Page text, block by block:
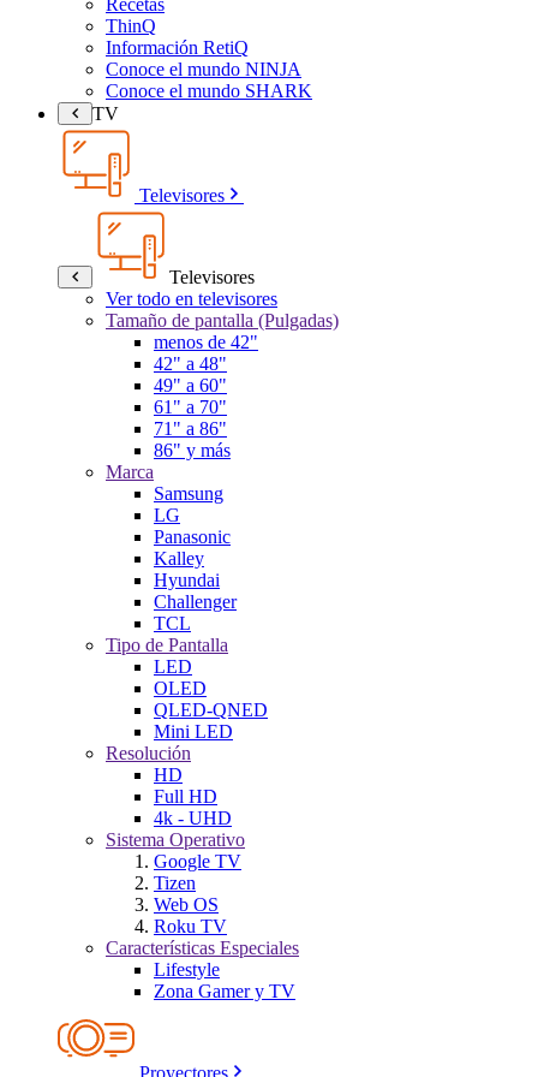
Recetas
ThinQ
Información RetiQ
Conoce el mundo NINJA
Conoce el mundo SHARK
TV
Televisores
Televisores
Ver todo en televisores
Tamaño de pantalla (Pulgadas)
menos de 42"
42" a 48"
49" a 60"
61" a 70"
71" a 86"
86" y más
Marca
Samsung
LG
Panasonic
Kalley
Hyundai
Challenger
TCL
Tipo de Pantalla
LED
OLED
QLED-QNED
Mini LED
Resolución
HD
Full HD
4k - UHD
Sistema Operativo
Google TV
Tizen
Web OS
Roku TV
Características Especiales
Lifestyle
Zona Gamer y TV
Proyectores